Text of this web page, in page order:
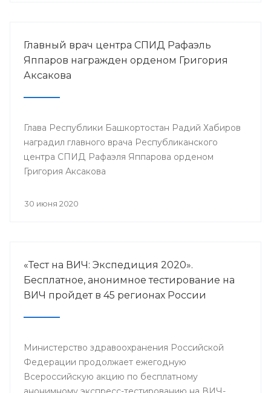
Главный врач центра СПИД Рафаэль
Яппаров награжден орденом Григория
Аксакова
Глава Республики Башкортостан Радий Хабиров
наградил главного врача Республиканского
центра СПИД Рафаэля Яппарова орденом
Григория Аксакова
30 июня 2020
«Тест на ВИЧ: Экспедиция 2020».
Бесплатное, анонимное тестирование на
ВИЧ пройдет в 45 регионах России
Министерство здравоохранения Российской
Федерации продолжает ежегодную
Всероссийскую акцию по бесплатному